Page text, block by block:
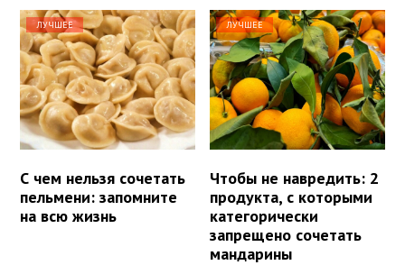
ЛУЧШЕЕ
С чем нельзя сочетать
пельмени: запомните
на всю жизнь
ЛУЧШЕЕ
Чтобы не навредить: 2
продукта, с которыми
категорически
запрещено сочетать
мандарины